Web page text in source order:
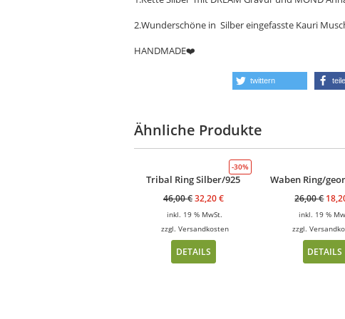
2.Wunderschöne in Silber eingefasste Kauri
HANDMADE❤️
twittern
Ähnliche Produkte
-30%
Tribal Ring Silber/925
46,00€32,20€
inkl. 19 % MwSt.
zzgl. Versandkosten
DETAILS
Waben Ring/
26,00€
inkl. 19 %
zzgl.
DETAILS